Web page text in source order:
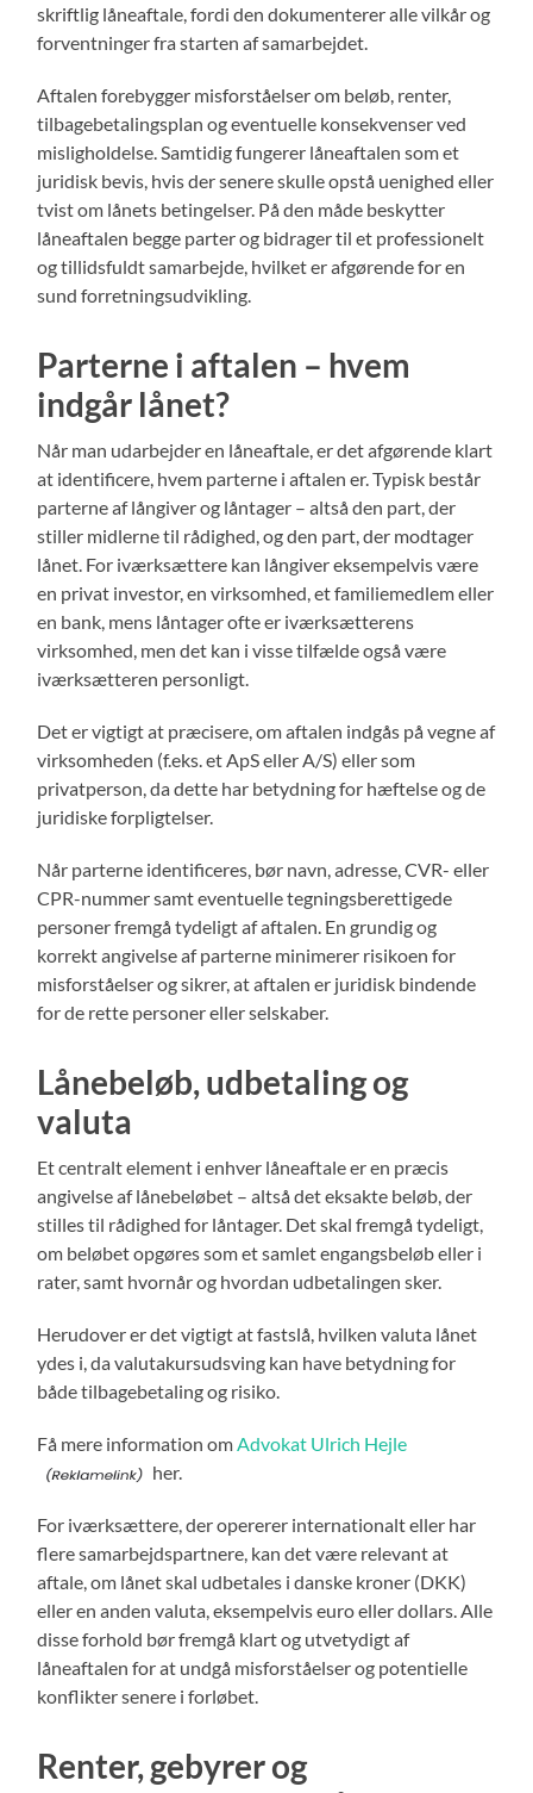
skriftlig låneaftale, fordi den dokumenterer alle vilkår og
forventninger fra starten af samarbejdet.
Aftalen forebygger misforståelser om beløb, renter,
tilbagebetalingsplan og eventuelle konsekvenser ved
misligholdelse. Samtidig fungerer låneaftalen som et
juridisk bevis, hvis der senere skulle opstå uenighed eller
tvist om lånets betingelser. På den måde beskytter
låneaftalen begge parter og bidrager til et professionelt
og tillidsfuldt samarbejde, hvilket er afgørende for en
sund forretningsudvikling.
Parterne i aftalen – hvem
indgår lånet?
Når man udarbejder en låneaftale, er det afgørende klart
at identificere, hvem parterne i aftalen er. Typisk består
parterne af långiver og låntager – altså den part, der
stiller midlerne til rådighed, og den part, der modtager
lånet. For iværksættere kan långiver eksempelvis være
en privat investor, en virksomhed, et familiemedlem eller
en bank, mens låntager ofte er iværksætterens
virksomhed, men det kan i visse tilfælde også være
iværksætteren personligt.
Det er vigtigt at præcisere, om aftalen indgås på vegne af
virksomheden (f.eks. et ApS eller A/S) eller som
privatperson, da dette har betydning for hæftelse og de
juridiske forpligtelser.
Når parterne identificeres, bør navn, adresse, CVR- eller
CPR-nummer samt eventuelle tegningsberettigede
personer fremgå tydeligt af aftalen. En grundig og
korrekt angivelse af parterne minimerer risikoen for
misforståelser og sikrer, at aftalen er juridisk bindende
for de rette personer eller selskaber.
Lånebeløb, udbetaling og
valuta
Et centralt element i enhver låneaftale er en præcis
angivelse af lånebeløbet – altså det eksakte beløb, der
stilles til rådighed for låntager. Det skal fremgå tydeligt,
om beløbet opgøres som et samlet engangsbeløb eller i
rater, samt hvornår og hvordan udbetalingen sker.
Herudover er det vigtigt at fastslå, hvilken valuta lånet
ydes i, da valutakursudsving kan have betydning for
både tilbagebetaling og risiko.
Få mere information om Advokat Ulrich Hejle
her.
For iværksættere, der opererer internationalt eller har
flere samarbejdspartnere, kan det være relevant at
aftale, om lånet skal udbetales i danske kroner (DKK)
eller en anden valuta, eksempelvis euro eller dollars. Alle
disse forhold bør fremgå klart og utvetydigt af
låneaftalen for at undgå misforståelser og potentielle
konflikter senere i forløbet.
Renter, gebyrer og